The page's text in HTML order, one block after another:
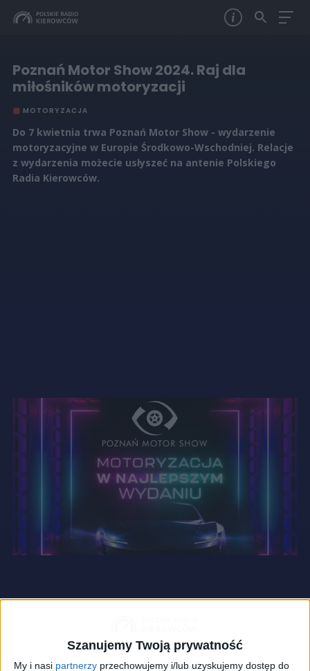
Szanujemy Twoją prywatność
My i nasi partnerzy przechowujemy i/lub uzyskujemy dostęp do
Poznań Motor Show 2024. Raj dla
miłośników motoryzacji
MOTORYZACJA
Do 7 kwietnia trwa Poznań Motor Show - wydarzenie
motoryzacyjne w Europie Środkowo-Wschodniej. Relacje
z wydarzenia możecie usłyszeć na antenie Polskiego
Radia Kierowców.